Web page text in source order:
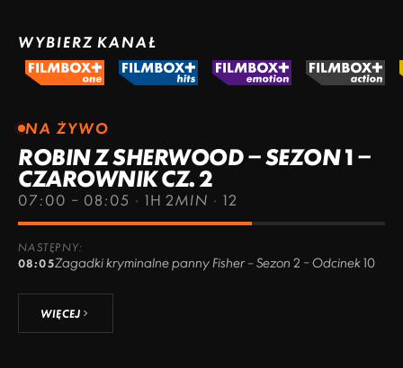
WYBIERZ KANAŁ
NA ŻYWO
ROBIN Z SHERWOOD – SEZON 1 –
CZAROWNIK CZ. 2
07:00 – 08:05 · 1H 2MIN · 12
NASTĘPNY:
08:05Zagadki kryminalne panny Fisher – Sezon 2 – Odcinek 10
WIĘCEJ